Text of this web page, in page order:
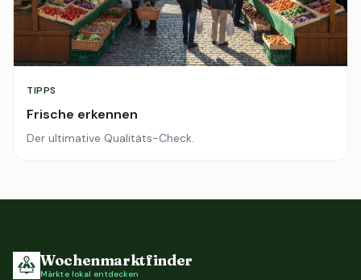
TIPPS
Frische erkennen
Der ultimative Qualitäts-Check.
Wochenmarktfinder
Märkte lokal entdecken